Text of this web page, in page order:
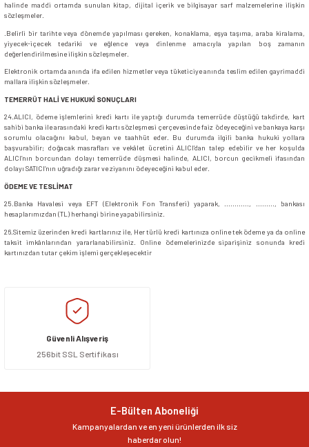
halinde maddi ortamda sunulan kitap, dijital içerik ve bilgisayar sarf malzemelerine ilişkin
sözleşmeler.
.Belirli bir tarihte veya dönemde yapılması gereken, konaklama, eşya taşıma, araba kiralama,
yiyecek-içecek tedariki ve eğlence veya dinlenme amacıyla yapılan boş zamanın
değerlendirilmesine ilişkin sözleşmeler.
Elektronik ortamda anında ifa edilen hizmetler veya tüketiciye anında teslim edilen gayrimaddi
mallara ilişkin sözleşmeler.
TEMERRÜT HALİ VE HUKUKİ SONUÇLARI
24.ALICI, ödeme işlemlerini kredi kartı ile yaptığı durumda temerrüde düştüğü takdirde, kart
sahibi banka ile arasındaki kredi kartı sözleşmesi çerçevesinde faiz ödeyeceğini ve bankaya karşı
sorumlu olacağını kabul, beyan ve taahhüt eder. Bu durumda ilgili banka hukuki yollara
başvurabilir; doğacak masrafları ve vekâlet ücretini ALICI’dan talep edebilir ve her koşulda
ALICI’nın borcundan dolayı temerrüde düşmesi halinde, ALICI, borcun gecikmeli ifasından
dolayı SATICI’nın uğradığı zarar ve ziyanını ödeyeceğini kabul eder.
ÖDEME VE TESLİMAT
25.Banka Havalesi veya EFT (Elektronik Fon Transferi) yaparak, ............, ........., bankası
hesaplarımızdan (TL) herhangi birine yapabilirsiniz.
26.Sitemiz üzerinden kredi kartlarınız ile, Her türlü kredi kartınıza online tek ödeme ya da online
taksit imkânlarından yararlanabilirsiniz. Online ödemelerinizde siparişiniz sonunda kredi
kartınızdan tutar çekim işlemi gerçekleşecektir
Güvenli Alışveriş
256bit SSL Sertifikası
E-Bülten Aboneliği
Kampanyalardan ve en yeni ürünlerden ilk siz
haberdar olun!